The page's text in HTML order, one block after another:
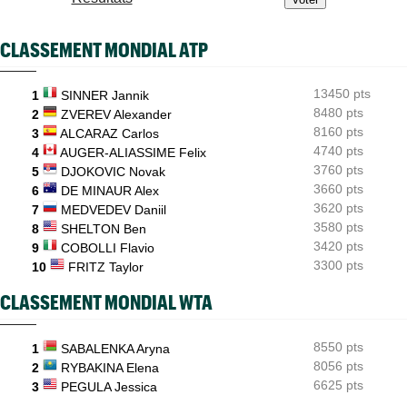
12:18
ATP - Toronto
Ben Shelton efface enfin une anomalie étonnante en Masters
1000
CLASSEMENT MONDIAL ATP
1 SINNER Jannik
13450 pts
2
ZVEREV Alexander
8480 pts
3
ALCARAZ Carlos
8160 pts
4
AUGER-ALIASSIME Felix
4740 pts
5
DJOKOVIC Novak
3760 pts
6
DE MINAUR Alex
3660 pts
7
MEDVEDEV Daniil
3620 pts
8
SHELTON Ben
3580 pts
9
COBOLLI Flavio
3420 pts
10
FRITZ Taylor 3300 pts
CLASSEMENT MONDIAL WTA
1 SABALENKA Aryna
8550 pts
2
RYBAKINA Elena
8056 pts
3
PEGULA Jessica
6625 pts